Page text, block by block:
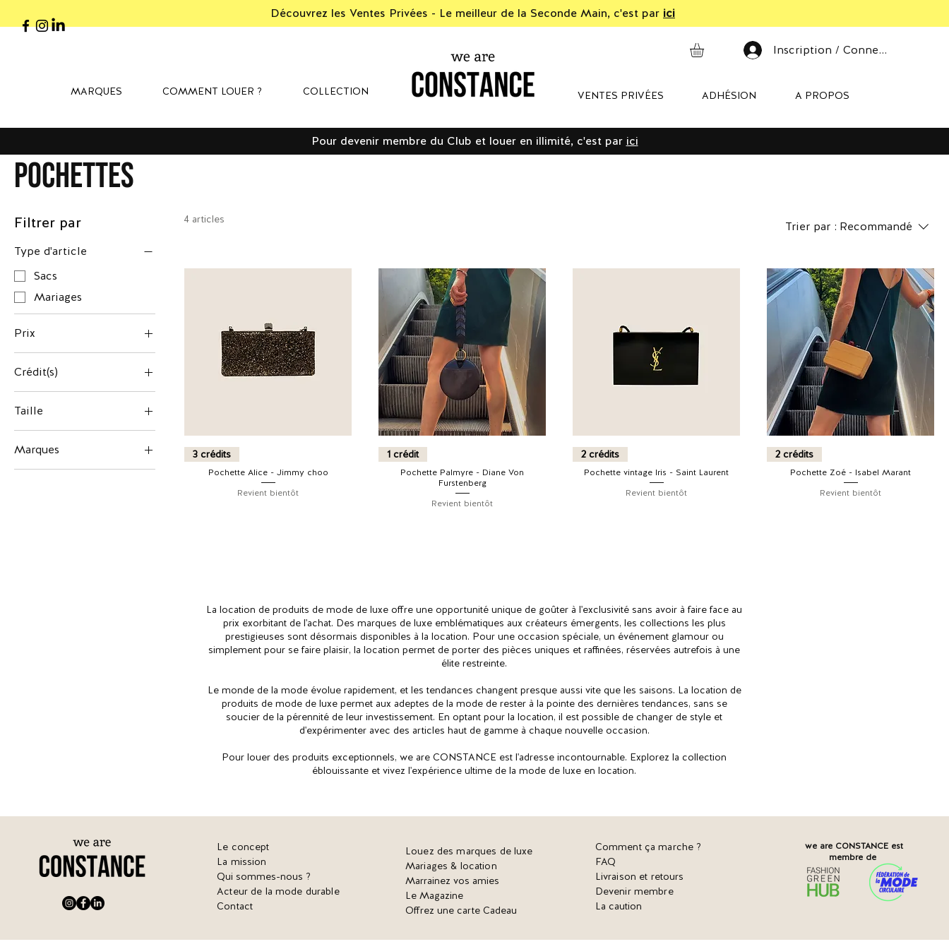
Découvrez les Ventes Privées - Le meilleur de la Seconde Main, c'est par ici
MARQUES COMMENT LOUER ? COLLECTION
Inscription / Connexion
VENTES PRIVÉES ADHÉSION A PROPOS
Pour devenir membre du Club et louer en illimité, c'est par ici
Pochettes
Filtrer par
Type d'article
Sacs
Mariages
Prix
200 € 700 €
Crédit(s)
Taille
TU
Marques
Diane Von
4 articles Trier par : Recommandé
3 crédits
Pochette Alice - Jimmy choo
Revient bientôt
1 crédit
Pochette Palmyre - Diane Von
Furstenberg
Revient bientôt
2 crédits
Pochette vintage Iris - Saint Laurent
Revient bientôt
2 crédits
Pochette Zoé - Isabel Marant
Revient bientôt
La location de produits de mode de luxe offre une opportunité unique de goûter à l'exclusivité sans avoir à faire face au
prix exorbitant de l'achat. Des marques de luxe emblématiques aux créateurs émergents, les collections les plus
prestigieuses sont désormais disponibles à la location. Pour une occasion spéciale, un événement glamour ou
simplement pour se faire plaisir, la location permet de porter des pièces uniques et raffinées, réservées autrefois à une
élite restreinte.
Le monde de la mode évolue rapidement, et les tendances changent presque aussi vite que les saisons. La location de
produits de mode de luxe permet aux adeptes de la mode de rester à la pointe des dernières tendances, sans se
soucier de la pérennité de leur investissement. En optant pour la location, il est possible de changer de style et
d'expérimenter avec des articles haut de gamme à chaque nouvelle occasion.
Pour louer des produits exceptionnels, we are CONSTANCE est l'adresse incontournable. Explorez la collection
éblouissante et vivez l'expérience ultime de la mode de luxe en location.
Le concept
La mission
Qui sommes-nous ?
Acteur de la mode durable
Contact
Louez des marques de luxe
Mariages & location
Marrainez vos amies
Le Magazine
Offrez une carte Cadeau
Comment ça marche ?
FAQ
Livraison et retours
Devenir membre
La caution
we are CONSTANCE est
membre de